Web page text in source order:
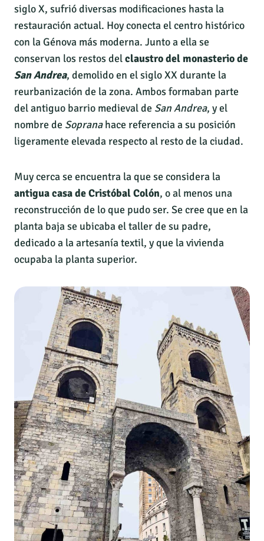
siglo X, sufrió diversas modificaciones hasta la
restauración actual. Hoy conecta el centro histórico
con la Génova más moderna. Junto a ella se
conservan los restos delclaustro del monasterio de
San Andrea, demolido en el siglo XX durante la
reurbanización de la zona. Ambos formaban parte
del antiguo barrio medieval de San Andrea, y el
nombre de Sopranahace referencia a su posición
ligeramente elevada respecto al resto de la ciudad.
Muy cerca se encuentra la que se considera la
antigua casa de Cristóbal Colón, o al menos una
reconstrucción de lo que pudo ser. Se cree que en la
planta baja se ubicaba el taller de su padre,
dedicado a la artesanía textil, y que la vivienda
ocupaba la planta superior.